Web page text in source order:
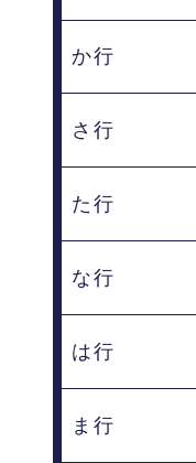
石巻市
大崎市
か行
気仙沼市
加美郡加美町
さ行
塩竈市
柴田郡柴田町
た行
遠田郡
富谷市
遠田郡美里町
な行
名取市
は行
東松島市
ま行